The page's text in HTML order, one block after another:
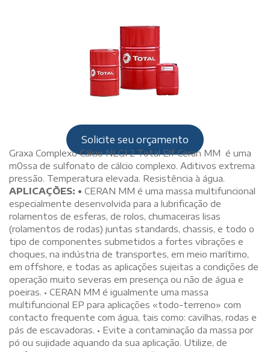
Solicite seu orçamento
Graxa Complexo Cálcio NLGI 2 Total Elf Ceran MM é uma
m0ssa de sulfonato de cálcio complexo. Aditivos extrema
pressão. Temperatura elevada. Resistência à água.
APLICAÇÕES: • CERAN MM é uma massa multifuncional
especialmente desenvolvida para a lubrificação de
rolamentos de esferas, de rolos, chumaceiras lisas
(rolamentos de rodas) juntas standards, chassis, e todo o
tipo de componentes submetidos a fortes vibrações e
choques, na indústria de transportes, em meio marítimo,
em offshore, e todas as aplicações sujeitas a condições de
operação muito severas em presença ou não de água e
poeiras. • CERAN MM é igualmente uma massa
multifuncional EP para aplicações «todo-terreno» com
contacto frequente com água, tais como: cavilhas, rodas e
pás de escavadoras. • Evite a contaminação da massa por
pó ou sujidade aquando da sua aplicação. Utilize, de